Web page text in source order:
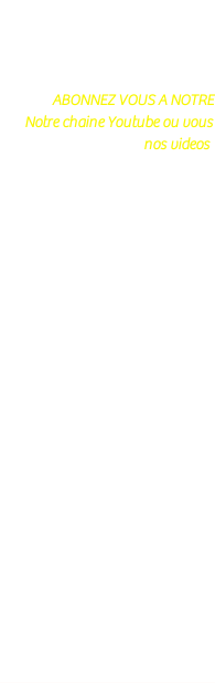
ABONNEZ VOUS A
Notre chaine Youtube ou
nos videos